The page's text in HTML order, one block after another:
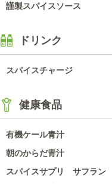
謹製スパイスソース
ドリンク
スパイスチャージ
健康食品
有機ケール青汁
朝のからだ青汁
スパイスサプリ サフラン